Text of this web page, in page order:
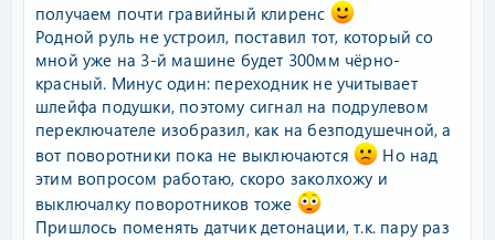
получаем почти гравийный клиренс
Родной руль не устроил, поставил тот, который со
мной уже на 3-й машине будет 300мм чёрно-
красный. Минус один: переходник не учитывает
шлейфа подушки, поэтому сигнал на подрулевом
переключателе изобразил, как на безподушечной, а
вот поворотники пока не выключаются
Но над
этим вопросом работаю, скоро заколхожу и
выключалку поворотников тоже
Пришлось поменять датчик детонации, т.к. пару раз